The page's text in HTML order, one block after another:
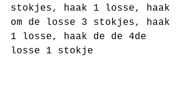
stokjes, haak 1 losse, haak
om de losse 3 stokjes, haak
1 losse, haak de de 4de
losse 1 stokje